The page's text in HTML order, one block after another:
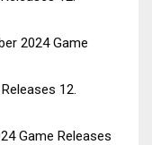
2024 Game
12.
Game Releases